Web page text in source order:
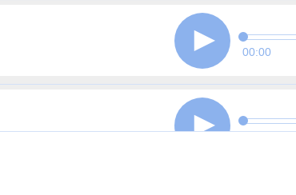
00:00
00:00